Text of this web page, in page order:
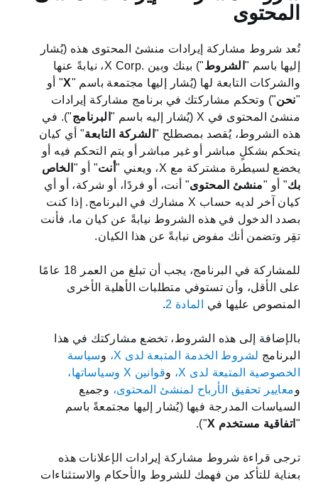
المحتوى
تُعد شروط مشاركة إيرادات منشئ المحتوى هذه (يُشار
إليها باسم "الشروط
") بينك وبين X Corp.‎، نيابةً عنها
والشركات التابعة لها (يُشار إليها مجتمعة باسم "X" أو
"نحن") وتحكم مشاركتك في برنامج مشاركة إيرادات
منشئ المحتوى في X (يُشار إليه باسم "
البرنامج"). في
هذه الشروط، يُقصد بمصطلح " الشركة التابعة" أي كيان
يتحكم بشكلٍ مباشر أو غير مباشر أو يتم التحكم فيه أو
يخضع لسيطرة مشتركة مع X، ويعني "
أنت" أو " الخاص
بك" أو "منشئ المحتوى" أنت، أو فردًا، أو شركة، أو أي
كيان آخر لديه حساب X مشارك في البرنامج. إذا كنت
بصدد الدخول في هذه الشروط نيابةً عن كيان ما، فأنت
تقِر وتضمن أنك مفوض نيابةً عن هذا الكيان.
للمشاركة في البرنامج، يجب أن تبلغ من العمر 18 عامًا
على الأقل، وأن تستوفي متطلبات الأهلية الأخرى
المنصوص عليها في
المادة 2 .
بالإضافة إلى هذه الشروط، تخضع مشاركتك في هذا
البرنامج لشروط الخدمة المتبعة لدى X، وسياسة
الخصوصية المتبعة لدى X،
وقوانين X وسياساتها،
ومعايير تحقيق الأرباح لمنشئ المحتوى، وجميع
السياسات المدرجة فيها (يُشار إليها مجتمعةً باسم
" اتفاقية مستخدم X ").
ترجى قراءة شروط مشاركة إيرادات الإعلانات هذه
بعناية للتأكد من فهمك للشروط والأحكام والاستثناءات
Русский
العربية
Bahasa Indonesia
Türkçe
简体中文
Čeština
Ελληνικά
Polski
Română
Nederlands